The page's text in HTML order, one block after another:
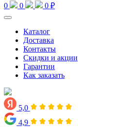
0
0 0 ₽
Каталог
Доставка
Контакты
Скидки и акции
Гарантии
Как заказать
5,0
4,9